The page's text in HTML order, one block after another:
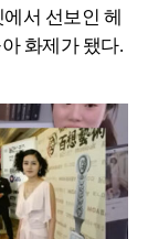
서 선보인 헤
화제가 됐다.